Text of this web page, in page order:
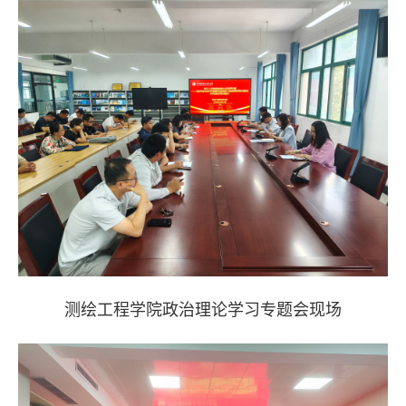
测绘工程学院政治理论学习专题会现场